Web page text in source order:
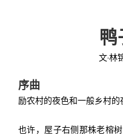
艺术
历史
181期
180期
征稿启事
“本土文学”栏目征稿
关于我们
《源》杂志简介
登录
鸭
文·
序曲
励农村的夜色和一般乡村的
也许，屋子右侧那株老榕